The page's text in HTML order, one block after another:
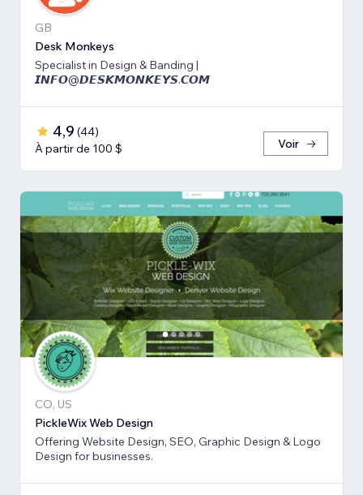
GB
Desk Monkeys
Specialist in Design & Banding |
𝙄𝙉𝙁𝙊@𝘿𝙀𝙎𝙆𝙈𝙊𝙉𝙆𝙀𝙔𝙎.𝘾𝙊𝙈
4,9 (44)
À partir de 100 $
Voir
CO, US
PickleWix Web Design
Offering Website Design, SEO, Graphic Design & Logo
Design for businesses.